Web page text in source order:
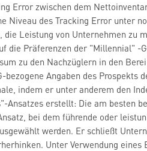
Error zwischen dem
Niveau des Tracking Error unter
die Leistung von Unternehmen zu
die Präferenzen der "Millennial" -
zu den Nachzüglern in den
bezogene Angaben des
indem er unter anderem den
Ansatzes erstellt: Die am besten
bei dem führende oder
werden. Er schließt
Unter Verwendung